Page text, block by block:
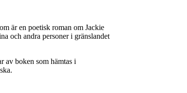
är en poetisk roman om Jackie
och andra personer i gränslandet
av boken som hämtas i